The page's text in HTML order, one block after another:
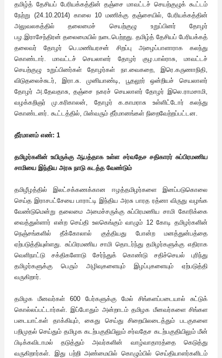
தமிழ்த் தேசியப் பேரியக்கத்தின் தஞ்சை மாவட்டச் செயற்குழுக் கூட்டம்
நேற்று (24.10.2014) காலை 10 மணிக்கு தஞ்சையில், பேரியக்கத்தின்
அலுவலகத்தில் தலைமைச் செயற்குழு உறுப்பினர் தோழர்
பழ.இராசேந்திரன் தலைமையில் நடைபெற்றது. தமிழ்த் தேசியப் பேரியக்கத்
தலைவர் தோழர் பெ.மணியரசன் சிறப்பு அழைப்பாளாராக கலந்து
கொண்டார். மாவட்டச் செயலாளர் தோழர் குழ.பால்ராசு, மாவட்டச்
செயற்குழு உறுப்பினர்கள் தோழர்கள் நா.வைகறை, இரெ.கருணாநிதி,
விடுதலைச்சுடர், இரா.சு. முனியாண்டி, பூதலூர் ஒன்றியச் செயலாளர்
தோழர் அ.தேவதாசு, தஞ்சை நகரச் செயலாளர் தோழர் இலெ.ராமசாமி,
வழக்கறிஞர் மு.கரிகாலன், தோழர் க.காமராசு உள்ளிட்டோர் கலந்து
கொண்டனர். கூட்டத்தில், பின்வரும் தீர்மானங்கள் நிறைவேற்றப்பட்டன.
தீர்மானம் எண்: 1
தமிழர்களின் உயிருக்கு ஆபத்தாக உள்ள சர்வதேச சதிகாரர் சுப்பிரமணிய
சாமியை இந்திய அரசு நாடு கடத்த வேண்டும்
தமிழீழத்தில் இலட்சக்கணக்கான ஈழத்தமிழர்களை இனப்படுகொலை
செய்த இராசபட்சேயை பாராட்டி இந்திய அரசு பாரத ரத்னா விருது வழங்க
வேண்டுமென்று தலைமை அமைச்சருக்கு சுப்பிரமணிய சாமி கோரிக்கை
வைத்துள்ளார் என்ற செய்தி உலகெங்கும் வாழும் 12 கோடி தமிழர்களின்
நெஞ்சங்களில் தீக்கோலால் குத்தியது போன்ற மனத்துன்பத்தை
ஏற்படுத்தியுள்ளது. சுப்பிரமணிய சாமி தொடர்ந்து தமிழர்களுக்கு எதிராக
வெளிநாட்டு சக்திகளோடு சேர்ந்துக் கொண்டு சதிச்செயல் புரிந்து
தமிழர்களுக்கு பெரும் அழிவுகளையும் இழப்புகளையும் ஏற்படுத்தி
வருகிறார்.
தமிழக மீனவர்கள் 600 பேர்களுக்கு மேல் சிங்களப்படையால் சுட்டுக்
கொல்லப்பட்டார்கள். இப்போதும் அன்றாடம் தமிழக மீனவர்களை சிங்கள
படையாட்கள் தாக்கியும், கைது செய்து சிறையிலடைத்தும் படகுகளை
பறிமுதல் செய்தும் தமிழக கடற்பகுதியிலும் சர்வதேச கடற்பகுதியிலும் மீன்
பிடிக்கவிடாமல் தடுத்தும் அவர்களின் வாழ்வாதாரத்தை கெடுத்து
வருகிறார்கள். இது பற்றி அண்மையில் கொழும்பில் செய்தியாளர்களிடம்